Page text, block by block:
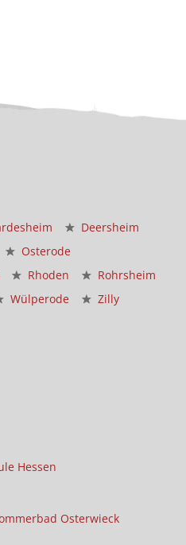
Deersheim
Osterode
Rhoden
Rohrsheim
Wülperode Zilly
Hessen
Osterwieck